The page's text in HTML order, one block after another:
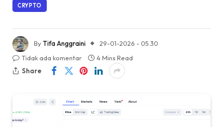
CRYPTO
ByTifa Anggraini
29-01-2026 - 05.30
Tidak ada komentar
4 Mins Read
Share